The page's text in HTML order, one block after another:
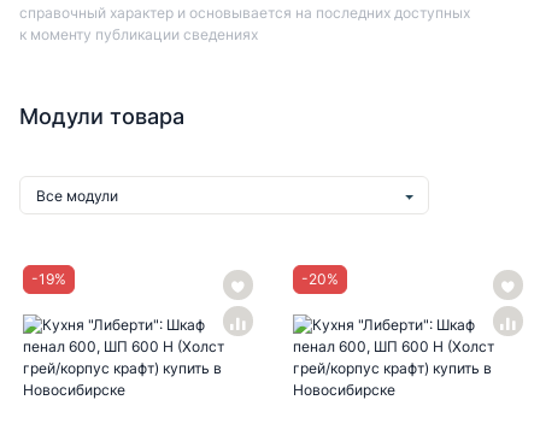
справочный характер и основывается на последних доступных
к моменту публикации сведениях
Модули товара
Все модули
-19% -20%